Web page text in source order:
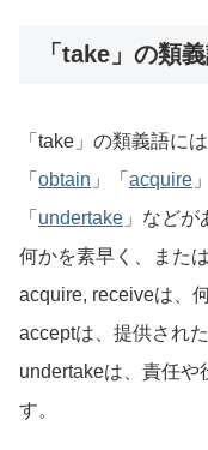
「take」の類
「take」の類義語には
「 obtain 」「 acquire
「 undertake 」などが
何かを素早く、また
acquire, receiveは、
acceptは、提供され
undertakeは、責任や
す。